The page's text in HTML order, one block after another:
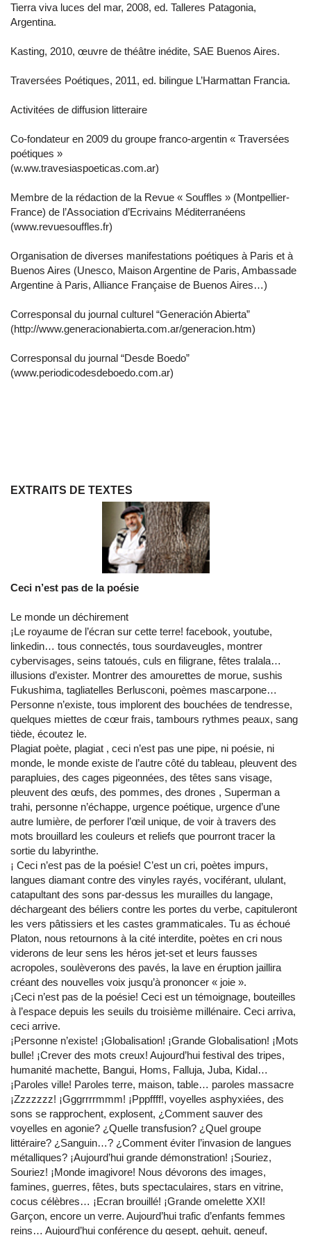
Tierra viva luces del mar, 2008, ed. Talleres Patagonia,
Argentina.
Kasting, 2010, œuvre de théâtre inédite, SAE Buenos Aires.
Traversées Poétiques, 2011, ed. bilingue L’Harmattan Francia.
Activitées de diffusion litteraire
Co-fondateur en 2009 du groupe franco-argentin « Traversées
poétiques »
(w.ww.travesiaspoeticas.com.ar)
Membre de la rédaction de la Revue « Souffles » (Montpellier-
France) de l’Association d’Ecrivains Méditerranéens
(www.revuesouffles.fr)
Organisation de diverses manifestations poétiques à Paris et à
Buenos Aires (Unesco, Maison Argentine de Paris, Ambassade
Argentine à Paris, Alliance Française de Buenos Aires…)
Corresponsal du journal culturel “Generación Abierta”
(http://www.generacionabierta.com.ar/generacion.htm)
Corresponsal du journal “Desde Boedo”
(www.periodicodesdeboedo.com.ar)
EXTRAITS DE TEXTES
Ceci n’est pas de la poésie
Le monde un déchirement
¡Le royaume de l’écran sur cette terre! facebook, youtube,
linkedin… tous connectés, tous sourdaveugles, montrer
cybervisages, seins tatoués, culs en filigrane, fêtes tralala…
illusions d’exister. Montrer des amourettes de morue, sushis
Fukushima, tagliatelles Berlusconi, poèmes mascarpone…
Personne n’existe, tous implorent des bouchées de tendresse,
quelques miettes de cœur frais, tambours rythmes peaux, sang
tiède, écoutez le.
Plagiat poète, plagiat , ceci n’est pas une pipe, ni poésie, ni
monde, le monde existe de l’autre côté du tableau, pleuvent des
parapluies, des cages pigeonnées, des têtes sans visage,
pleuvent des œufs, des pommes, des drones , Superman a
trahi, personne n’échappe, urgence poétique, urgence d’une
autre lumière, de perforer l’œil unique, de voir à travers des
mots brouillard les couleurs et reliefs que pourront tracer la
sortie du labyrinthe.
¡ Ceci n’est pas de la poésie! C’est un cri, poètes impurs,
langues diamant contre des vinyles rayés, vociférant, ululant,
catapultant des sons par-dessus les murailles du langage,
déchargeant des béliers contre les portes du verbe, capituleront
les vers pâtissiers et les castes grammaticales. Tu as échoué
Platon, nous retournons à la cité interdite, poètes en cri nous
viderons de leur sens les héros jet-set et leurs fausses
acropoles, soulèverons des pavés, la lave en éruption jaillira
créant des nouvelles voix jusqu’à prononcer « joie ».
¡Ceci n’est pas de la poésie! Ceci est un témoignage, bouteilles
à l’espace depuis les seuils du troisième millénaire. Ceci arriva,
ceci arrive.
¡Personne n’existe! ¡Globalisation! ¡Grande Globalisation! ¡Mots
bulle! ¡Crever des mots creux! Aujourd’hui festival des tripes,
humanité machette, Bangui, Homs, Falluja, Juba, Kidal…
¡Paroles ville! Paroles terre, maison, table… paroles massacre
¡Zzzzzzz! ¡Gggrrrrmmm! ¡Pppffff!, voyelles asphyxiées, des
sons se rapprochent, explosent, ¿Comment sauver des
voyelles en agonie? ¿Quelle transfusion? ¿Quel groupe
littéraire? ¿Sanguin…? ¿Comment éviter l’invasion de langues
métalliques? ¡Aujourd’hui grande démonstration! ¡Souriez,
Souriez! ¡Monde imagivore! Nous dévorons des images,
famines, guerres, fêtes, buts spectaculaires, stars en vitrine,
cocus célèbres… ¡Ecran brouillé! ¡Grande omelette XXI!
Garçon, encore un verre. Aujourd’hui trafic d’enfants femmes
reins… Aujourd’hui conférence du gesept, gehuit, geneuf,